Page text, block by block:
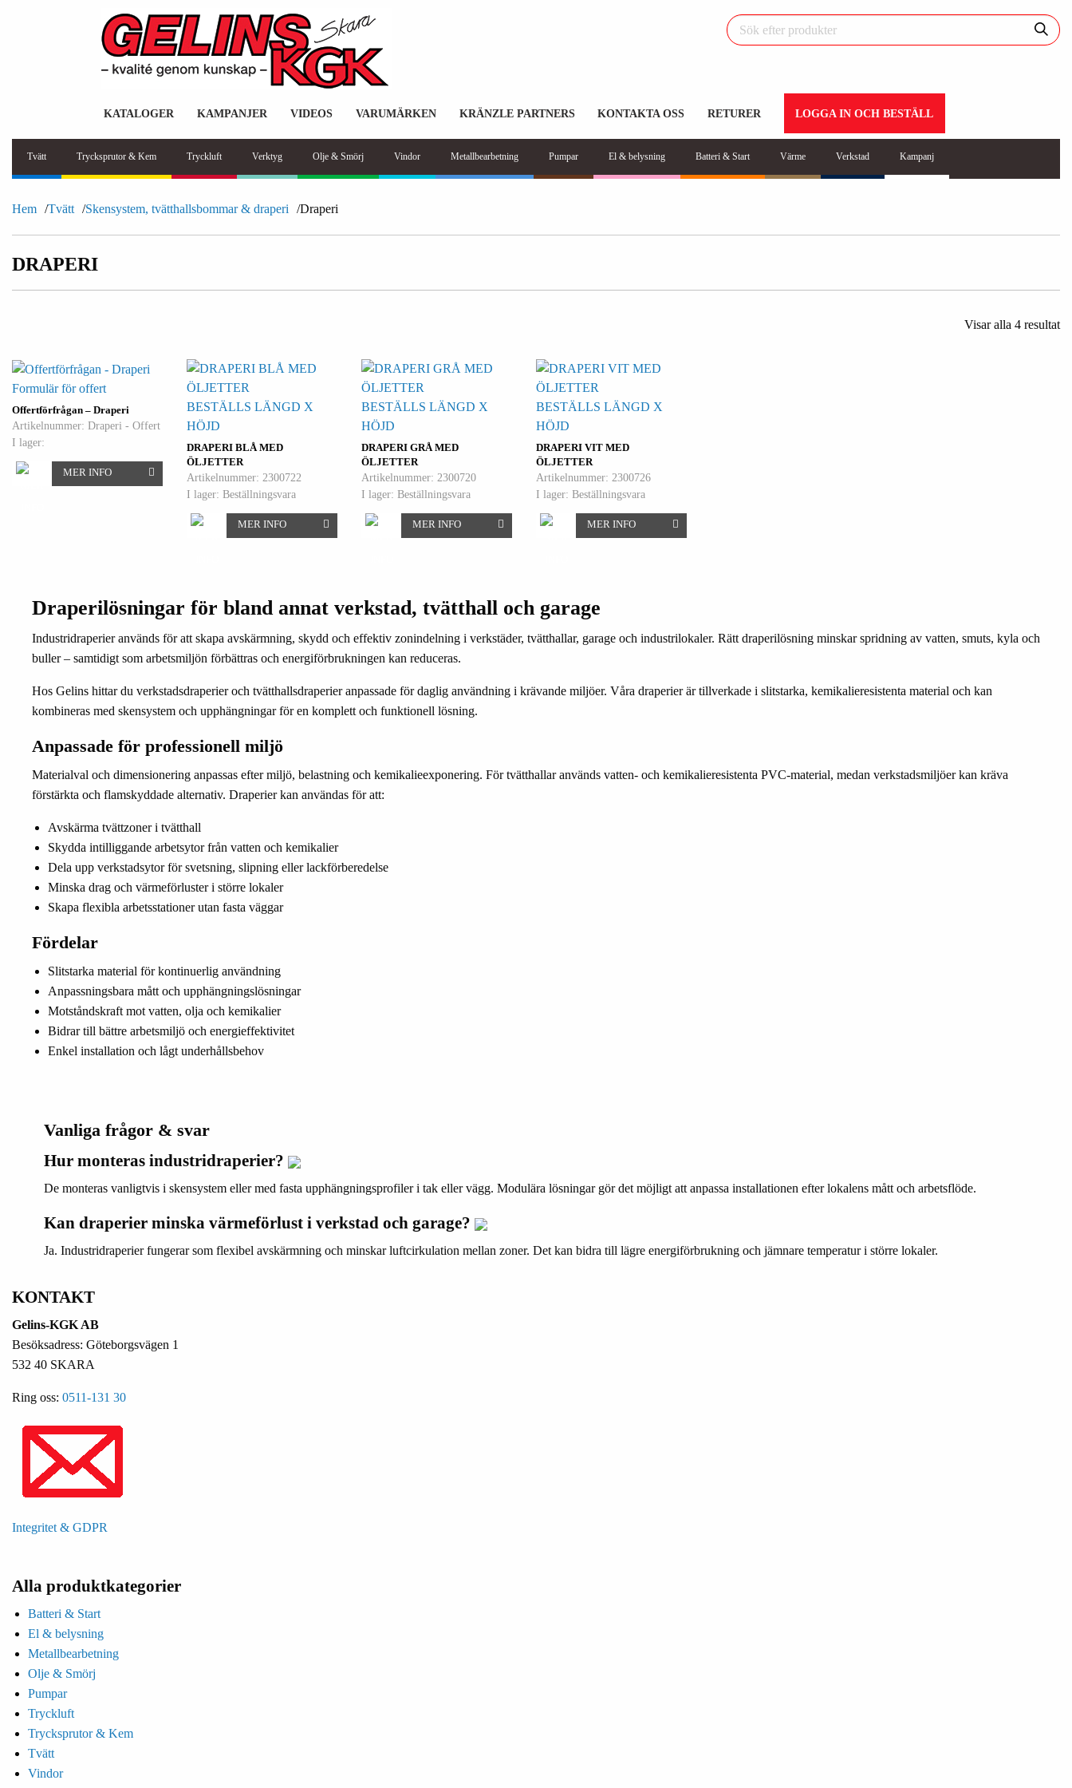
KATALOGER KAMPANJER VIDEOS VARUMÄRKEN KRÄNZLE PARTNERS KONTAKTA OSS RETURER LOGGA IN OCH BESTÄLL
Tvätt Trycksprutor & Kem Tryckluft Verktyg Olje & Smörj Vindor Metallbearbetning Pumpar El & belysning Batteri & Start Värme Verkstad Kampanj
Hem Tvätt Skensystem, tvätthallsbommar & draperi Draperi
DRAPERI
Visar alla 4 resultat
Offertförfrågan – Draperi
Formulär för offert
Artikelnummer: Draperi - Offert
I lager:
MER INFO
DRAPERI BLÅ MED
ÖLJETTER
BESTÄLLS LÄNGD X
HÖJD
Artikelnummer: 2300722
I lager: Beställningsvara
MER INFO
DRAPERI GRÅ MED
ÖLJETTER
BESTÄLLS LÄNGD X
HÖJD
Artikelnummer: 2300720
I lager: Beställningsvara
MER INFO
DRAPERI VIT MED
ÖLJETTER
BESTÄLLS LÄNGD X
HÖJD
Artikelnummer: 2300726
I lager: Beställningsvara
MER INFO
Draperilösningar för bland annat verkstad, tvätthall och garage
Industridraperier används för att skapa avskärmning, skydd och effektiv zonindelning i verkstäder, tvätthallar, garage och industrilokaler. Rätt draperilösning minskar spridning av vatten, smuts, kyla och
buller – samtidigt som arbetsmiljön förbättras och energiförbrukningen kan reduceras.
Hos Gelins hittar du verkstadsdraperier och tvätthallsdraperier anpassade för daglig användning i krävande miljöer. Våra draperier är tillverkade i slitstarka, kemikalieresistenta material och kan
kombineras med skensystem och upphängningar för en komplett och funktionell lösning.
Anpassade för professionell miljö
Materialval och dimensionering anpassas efter miljö, belastning och kemikalieexponering. För tvätthallar används vatten- och kemikalieresistenta PVC-material, medan verkstadsmiljöer kan kräva
förstärkta och flamskyddade alternativ. Draperier kan användas för att:
Avskärma tvättzoner i tvätthall
Skydda intilliggande arbetsytor från vatten och kemikalier
Dela upp verkstadsytor för svetsning, slipning eller lackförberedelse
Minska drag och värmeförluster i större lokaler
Skapa flexibla arbetsstationer utan fasta väggar
Fördelar
Slitstarka material för kontinuerlig användning
Anpassningsbara mått och upphängningslösningar
Motståndskraft mot vatten, olja och kemikalier
Bidrar till bättre arbetsmiljö och energieffektivitet
Enkel installation och lågt underhållsbehov
Vanliga frågor & svar
Hur monteras industridraperier?
De monteras vanligtvis i skensystem eller med fasta upphängningsprofiler i tak eller vägg. Modulära lösningar gör det möjligt att anpassa installationen efter lokalens mått och arbetsflöde.
Kan draperier minska värmeförlust i verkstad och garage?
Ja. Industridraperier fungerar som flexibel avskärmning och minskar luftcirkulation mellan zoner. Det kan bidra till lägre energiförbrukning och jämnare temperatur i större lokaler.
KONTAKT
Gelins-KGK AB
Besöksadress: Göteborgsvägen 1
532 40 SKARA
Ring oss: 0511-131 30
Integritet & GDPR
Alla produktkategorier
Batteri & Start
El & belysning
Metallbearbetning
Olje & Smörj
Pumpar
Tryckluft
Trycksprutor & Kem
Tvätt
Vindor